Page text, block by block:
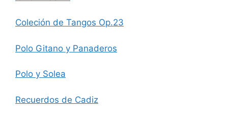
Coleción de Tangos Op.23
Polo Gitano y Panaderos
Polo y Solea
Recuerdos de Cadiz